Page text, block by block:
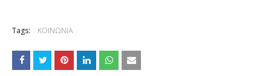
Tags: ΚΟΙΝΩΝΙΑ